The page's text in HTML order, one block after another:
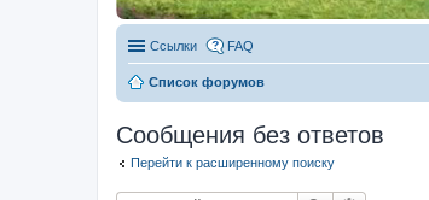
Ссылки FAQ
Список форумов
Сообщения без ответов
Перейти к расширенному поиску